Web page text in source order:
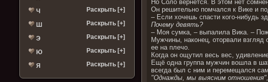
Ч Раскрыть [+]
Ш Раскрыть [+]
Э Раскрыть [+]
Ю Раскрыть [+]
Я Раскрыть [+]
Но Соло вернется. В этом нет
Он решительно помчался к Вике и
– Если хочешь спасти кого-нибудь
Почему девять?
– Моя сумка, – выпалила Вика. –
Мужчины, наконец, оторвали взгляд
ее на плечо.
Когда он ощутил весь вес,
Ещё одна группа мужчин вошла в
всегда был с ним и перемещался
"Однажды, мы выясним отношения",